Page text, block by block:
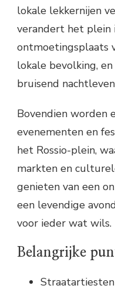
lokale lekkernijen
verandert het plein
ontmoetingsplaats
lokale bevolking,
bruisend
Bovendien worden
evenementen en
het Rossio-plein,
markten en
genieten van een
een levendige
voor ieder wat wils.
Belangrijke